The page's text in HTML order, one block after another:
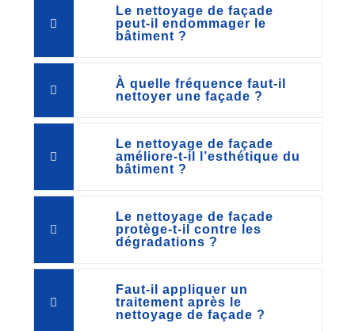
Le nettoyage de façade
peut-il endommager le
bâtiment ?
À quelle fréquence faut-il
nettoyer une façade ?
Le nettoyage de façade
améliore-t-il l’esthétique du
bâtiment ?
Le nettoyage de façade
protège-t-il contre les
dégradations ?
Faut-il appliquer un
traitement après le
nettoyage de façade ?